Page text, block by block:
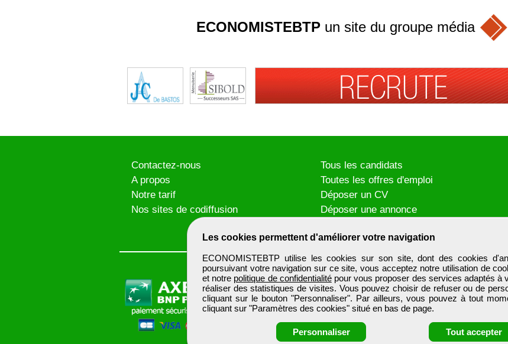
Les cookies permettent d'améliorer votre navigation
ECONOMISTEBTP utilise les cookies sur son site, dont des cookies
poursuivant votre navigation sur ce site, vous acceptez notre utilisation de
et notre politique de confidentialitépour vous proposer des services adaptés à
réaliser des statistiques de visites. Vous pouvez choisir de refuser ou de
cliquant sur le bouton "Personnaliser". Par ailleurs, vous pouvez à tout
cliquant sur "Paramètres des cookies" situé en bas de page.
Personnaliser Tout accepter
ECONOMISTEBTPun site du groupe média
Contactez-nous
A propos
Notre tarif
Nos sites de codiffusion
Tous les candidats
Toutes les offres d'emploi
Déposer un CV
Déposer une annonce